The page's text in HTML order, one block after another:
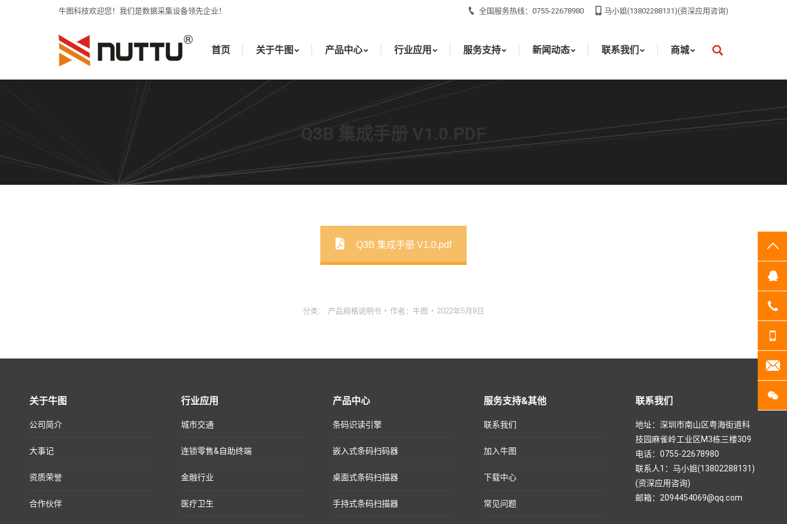
牛图科技欢迎您！我们是数据采集设备领先企业！ 全国服务热线：0755-22678980 马小姐(13802288131)(资深应用咨询)
首页 关于牛图 产品中心 行业应用 服务支持 新闻动态 联系我们 商城 搜
Q3B 集成手册 V1.0.PDF
Q3B 集成手册 V1.0.pdf
分类： 产品规格说明书 作者： 牛图 2022年5月9日
关于牛图
公司简介
大事记
资质荣誉
合作伙伴
行业应用
城市交通
连锁零售&自助终端
金融行业
医疗卫生
产品中心
条码识读引擎
嵌入式条码扫码器
桌面式条码扫描器
手持式条码扫描器
服务支持&其他
联系我们
加入牛图
下载中心
常见问题
联系我们
地址：深圳市南山区粤海街道科
技园麻雀岭工业区M3栋三楼309
电话：0755-22678980
联系人1：马小姐(13802288131)
(资深应用咨询)
邮箱：2094454069@qq.com
扫
首页 关于牛图 新闻动态 商城
索：